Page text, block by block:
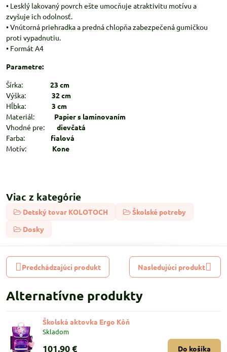
• Lesklý lakovaný povrch ešte umocňuje atraktivitu motívu a
zvyšuje ich odolnosť.
• Vnútorná priehradka a predná chlopňa zabezpečená gumičkou
proti vypadnutiu.
• Formát A4
Parametre:
Šírka: 23 cm
Výška:
32 cm
Hĺbka:
3 cm
Materiál:
Papier s laminovaním
Vhodné pre:
dievčatá
Farba:
fialová
Motív:
Kone
Viac z kategórie
Detský tovar KOLOTOCH
Školské potreby
Dosky
Predchádzajúci produkt Nasledujúci produkt
Alternatívne produkty
Školská aktovka Ergo Kôň
Skladom
101,90 € Do košíka